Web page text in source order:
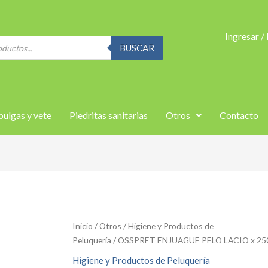
BUSCAR
Ingresar /
y vete Piedritas sanitarias Otros Contacto
Inicio /Otros /Higiene y Productos de
Peluquería / OSSPRET ENJUAGUE PELO LACIO x
Higiene y Productos de Peluquería